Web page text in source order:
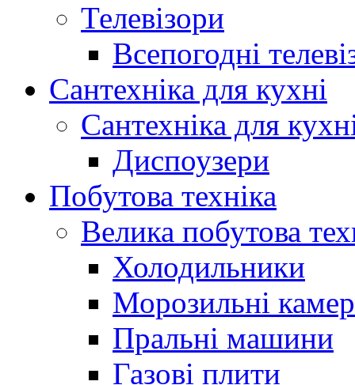
Телевізори
Всепогодні
Сантехніка для кухні
Сантехніка для
Диспоузери
Побутова техніка
Велика побутова
Холодильники
Морозильні
Пральні машини
Газові плити